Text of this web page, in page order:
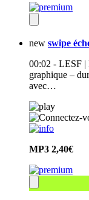
new swipe
00:02 - LESF |
graphique –
avec…
MP3 2,40€